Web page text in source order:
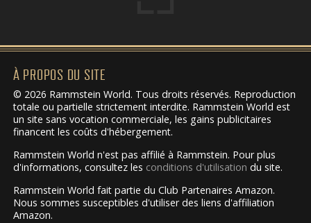
À PROPOS DU SITE
© 2026 Rammstein World. Tous droits réservés. Reproduction
totale ou partielle strictement interdite. Rammstein World est
un site sans vocation commerciale, les gains publicitaires
financent les coûts d'hébergement.
Rammstein World n'est pas affilié à Rammstein. Pour plus
d'informations, consultez les conditions d'utilisation du site.
Rammstein World fait partie du Club Partenaires Amazon.
Nous sommes susceptibles d'utiliser des liens d'affiliation
Amazon.